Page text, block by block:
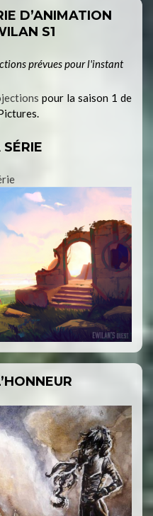
D’ANIMATION
S1
prévues pour l'instant
pour la saison 1 de